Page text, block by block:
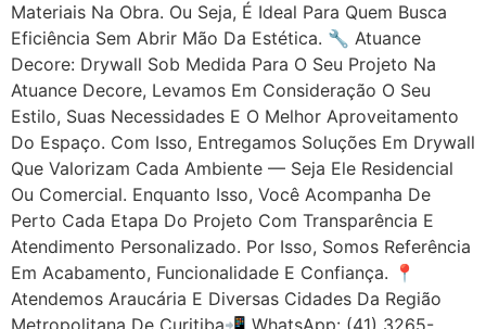
Materiais Na Obra. Ou Seja, É Ideal Para Quem Busca
Eficiência Sem Abrir Mão Da Estética. 🔧 Atuance
Decore: Drywall Sob Medida Para O Seu Projeto Na
Atuance Decore, Levamos Em Consideração O Seu
Estilo, Suas Necessidades E O Melhor Aproveitamento
Do Espaço. Com Isso, Entregamos Soluções Em Drywall
Que Valorizam Cada Ambiente — Seja Ele Residencial
Ou Comercial. Enquanto Isso, Você Acompanha De
Perto Cada Etapa Do Projeto Com Transparência E
Atendimento Personalizado. Por Isso, Somos Referência
Em Acabamento, Funcionalidade E Confiança. 📍
Atendemos Araucária E Diversas Cidades Da Região
Metropolitana De Curitiba📲 WhatsApp: (41) 3265-